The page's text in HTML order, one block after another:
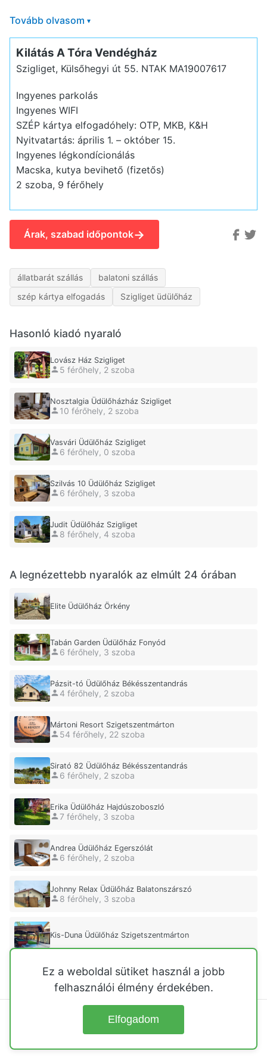
Tovább olvasom ▾
Kilátás A Tóra Vendégház
Szigliget, Külsőhegyi út 55. NTAK MA19007617
Ingyenes parkolás
Ingyenes WIFI
SZÉP kártya elfogadóhely: OTP, MKB, K&H
Nyitvatartás: április 1. – október 15.
Ingyenes légkondícionálás
Macska, kutya bevihető (fizetős)
2 szoba, 9 férőhely
Árak, szabad időpontok→
állatbarát szállás
balatoni szállás
szép kártya elfogadás
Szigliget üdülőház
Hasonló kiadó nyaraló
Lovász Ház Szigliget
5 férőhely, 2 szoba
Nosztalgia Üdülőházház Szigliget
10 férőhely, 2 szoba
Vasvári Üdülőház Szigliget
6 férőhely, 0 szoba
Szilvás 10 Üdülőház Szigliget
6 férőhely, 3 szoba
Judit Üdülőház Szigliget
8 férőhely, 4 szoba
A legnézettebb nyaralók az elmúlt 24 órában
Elite Üdülőház Örkény
Tabán Garden Üdülőház Fonyód
6 férőhely, 3 szoba
Pázsit-tó Üdülőház Békésszentandrás
4 férőhely, 2 szoba
Mártoni Resort Szigetszentmárton
54 férőhely, 22 szoba
Sirató 82 Üdülőház Békésszentandrás
6 férőhely, 2 szoba
Erika Üdülőház Hajdúszoboszló
7 férőhely, 3 szoba
Andrea Üdülőház Egerszólát
6 férőhely, 2 szoba
Johnny Relax Üdülőház Balatonszárszó
8 férőhely, 3 szoba
Kis-Duna Üdülőház Szigetszentmárton
Mórocz Ház Tapolca
5 férőhely, 2 szoba
Ez a weboldal sütiket használ a jobb
felhasználói élmény érdekében.
Elfogadom